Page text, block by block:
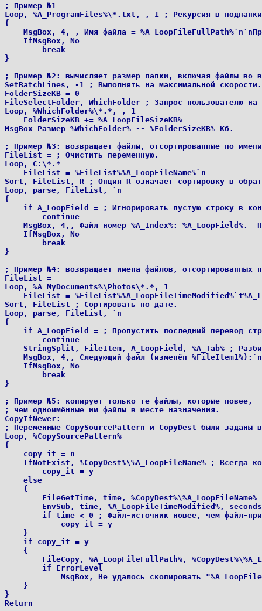
; Пример №1
Loop, %A_ProgramFiles%\*.txt, , 1 ; Рекурсия в
{
MsgBox, 4, , Имя файла =
    IfMsgBox, No
        break
}
; Пример №2: вычисляет размер папки, включая файлы во
SetBatchLines, -1 ; Выполнять на максимальной скорости.
FolderSizeKB = 0
FileSelectFolder, WhichFolder ; Запрос пользователю на
Loop, %WhichFolder%\*.*, , 1
    FolderSizeKB += %A_LoopFileSizeKB%
MsgBox Размер %WhichFolder% -- %FolderSizeKB% Кб.
; Пример №3: возвращает файлы, отсортированные по
FileList = ; Очистить переменную.
Loop, C:\*.*
    FileList = %FileList%%A_LoopFileName%`n
Sort, FileList, R ; Опция R означает сортировку в
Loop, parse, FileList, `n
{
if A_LoopField = ; Игнорировать пустую строку в
        continue
MsgBox, 4,, Файл номер %A_Index%: %A_LoopField%.
    IfMsgBox, No
        break
}
; Пример №4: возвращает имена файлов, отсортированных
FileList =
Loop, %A_MyDocuments%\Photos\*.*, 1
FileList =
Sort, FileList ; Сортировать по дате.
Loop, parse, FileList, `n
{
if A_LoopField = ; Пропустить последний перевод
        continue
StringSplit, FileItem, A_LoopField, %A_Tab% ;
MsgBox, 4,, Следующий файл (изменён
    IfMsgBox, No
        break
}
; Пример №5: копирует только те файлы, которые новее,
; чем одноимённые им файлы в месте назначения.
CopyIfNewer:
; Переменные CopySourcePattern и CopyDest были заданы
Loop, %CopySourcePattern%
{
    copy_it = n
IfNotExist, %CopyDest%\%A_LoopFileName% ; Всегда
        copy_it = y
    else
    {
        FileGetTime, time, %CopyDest%\%A_LoopFileName%
EnvSub, time, %A_LoopFileTimeModified%,
if time < 0 ; Файл-источник новее, чем файл-
            copy_it = y
    }
    if copy_it = y
    {
FileCopy, %A_LoopFileFullPath%,
        if ErrorLevel
MsgBox, Не удалось скопировать
    }
}
Return